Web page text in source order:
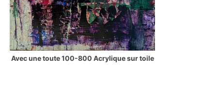
Avec une toute 100-800 Acrylique sur toile